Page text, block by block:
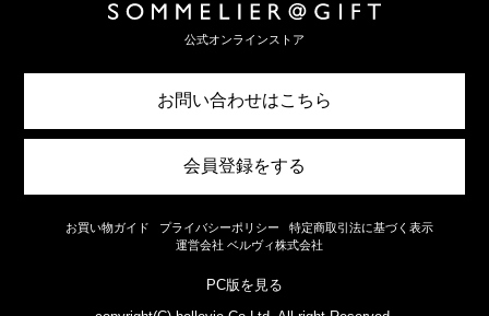
公式オンラインストア
お問い合わせはこちら
会員登録をする
お買い物ガイド プライバシーポリシー
特定商取引法に基づく表示
運営会社 ベルヴィ株式会社
PC版を見る